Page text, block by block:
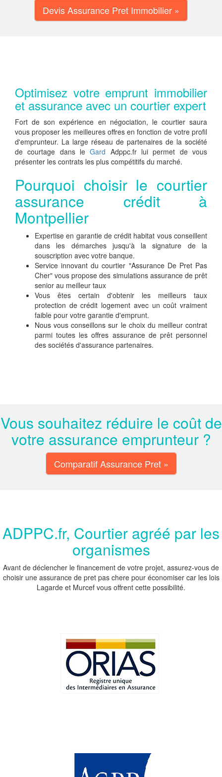
Devis Assurance Pret Immobilier »
Optimisez votre emprunt immobilier
et assurance avec un courtier expert
Fort de son expérience en négociation, le courtier saura
vous proposer les meilleures offres en fonction de votre profil
d'emprunteur. La large réseau de partenaires de la société
de courtage dans leGard Adppc.fr lui permet de vous
présenter les contrats les plus compétitifs du marché.
Pourquoi choisir le courtier
assurance crédit à
Montpellier
Expertise en garantie de crédit habitat vous conseillent
dans les démarches jusqu'à la signature de la
souscription avec votre banque.
Service innovant du courtier "Assurance De Pret Pas
Cher" vous propose des simulations assurance de prêt
senior au meilleur taux
Vous êtes certain d'obtenir les meilleurs taux
protection de crédit logement avec un coût vraiment
faible pour votre garantie d'emprunt.
Nous vous conseillons sur le choix du meilleur contrat
parmi toutes les offres assurance de prêt personnel
des sociétés d'assurance partenaires.
Vous souhaitez réduire le coût de
votre assurance emprunteur ?
Comparatif Assurance Pret »
ADPPC.fr, Courtier agréé par les
organismes
Avant de déclencher le financement de votre projet, assurez-vous de
choisir une assurance de pret pas chere pour économiser car les lois
Lagarde et Murcef vous offrent cette possibilité.